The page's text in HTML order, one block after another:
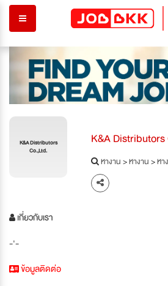
K&A Distributors
Co.,Ltd.
K&A
หางาน>หางาน>หา
เกี่ยวกับเรา
-'-
ข้อมูลติดต่อ